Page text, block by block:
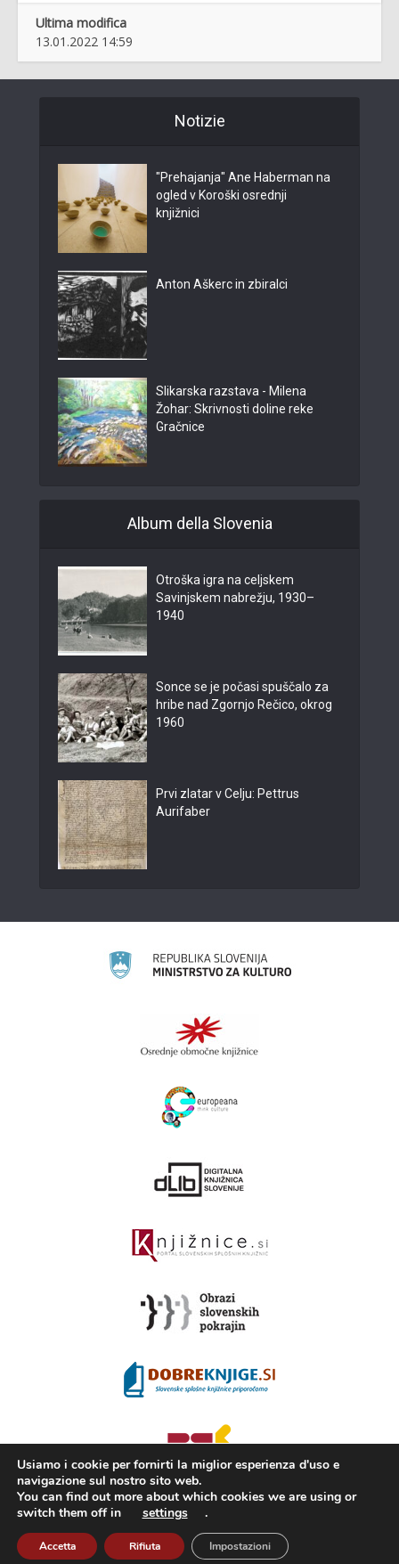
Ultima modifica
13.01.2022 14:59
Notizie
"Prehajanja" Ane Haberman na
ogled v Koroški osrednji
knjižnici
Anton Aškerc in zbiralci
Slikarska razstava - Milena
Žohar: Skrivnosti doline reke
Gračnice
Album della Slovenia
Otroška igra na celjskem
Savinjskem nabrežju, 1930–
1940
Sonce se je počasi spuščalo za
hribe nad Zgornjo Rečico, okrog
1960
Prvi zlatar v Celju: Pettrus
Aurifaber
2008 - 2026 ©KAMRA, Production: TrueCAD d.o.o.
Cos’è Kamra
Condizioni di utilizzo ISSN 2350-5559
Usiamo i cookie per fornirti la miglior esperienza d'uso e
navigazione sul nostro sito web.
You can find out more about which cookies we are using or
switch them off in
settings .
Accetta Rifiuta Impostazioni